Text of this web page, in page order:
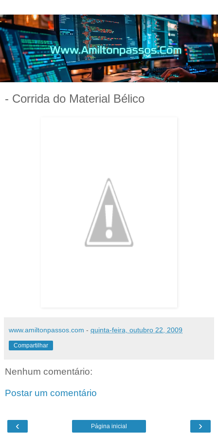
- Corrida do Material Bélico
www.amiltonpassos.com - quinta-feira, outubro 22, 2009
Compartilhar
Nenhum comentário:
Postar um comentário
‹ ›
Página inicial